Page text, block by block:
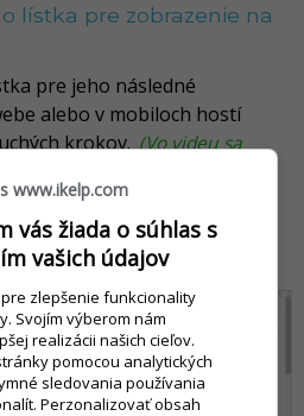
lístka pre zobrazenie na
pre jeho následné
alebo v mobiloch hostí
krokov.(Vo videu sa
aj na Facebooku, toto
je aktuálne možné.)
si krátke inštruktážne
www.ikelp.com
vás žiada o súhlas s
vašich údajov
zlepšenie funkcionality
Svojím výberom nám
realizácii našich cieľov.
pomocou analytických
sledovania používania
Perzonalizovať obsah